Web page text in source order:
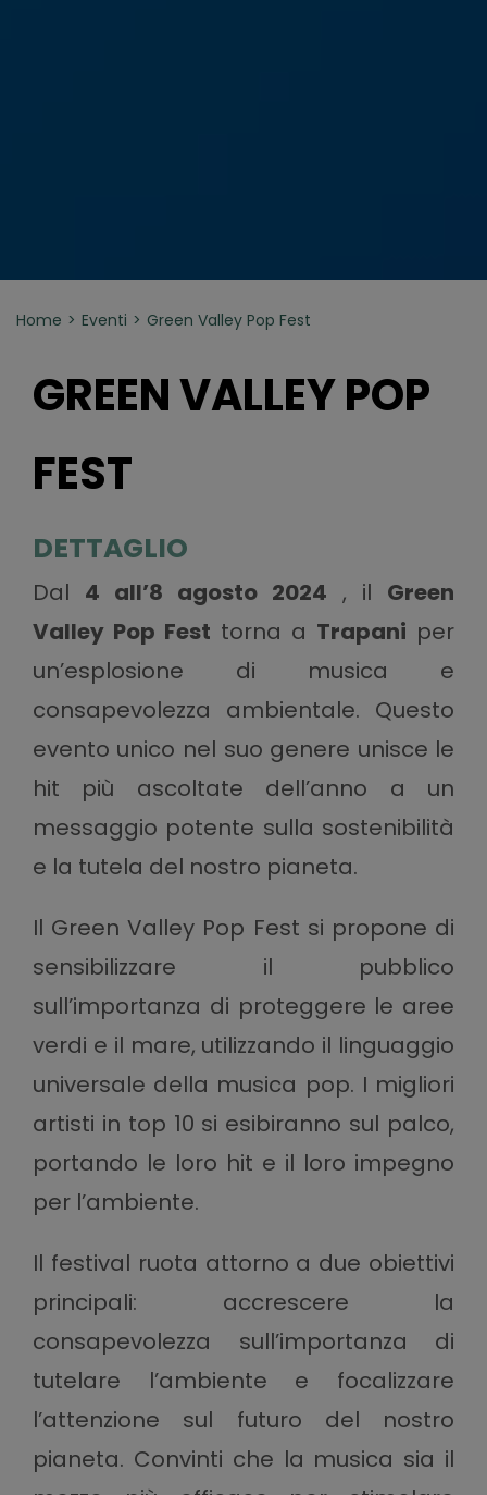
Home Eventi Green Valley Pop Fest
GREEN VALLEY POP
FEST
DETTAGLIO
Dal 4 all’8 agosto 2024 , il Green
Valley Pop Fest torna a Trapani per
un’esplosione di musica e
consapevolezza ambientale. Questo
evento unico nel suo genere unisce le
hit più ascoltate dell’anno a un
messaggio potente sulla sostenibilità
e la tutela del nostro pianeta.
Il Green Valley Pop Fest si propone di
sensibilizzare il pubblico
sull’importanza di proteggere le aree
verdi e il mare, utilizzando il linguaggio
universale della musica pop. I migliori
artisti in top 10 si esibiranno sul palco,
portando le loro hit e il loro impegno
per l’ambiente.
Il festival ruota attorno a due obiettivi
principali: accrescere la
consapevolezza sull’importanza di
tutelare l’ambiente e focalizzare
l’attenzione sul futuro del nostro
pianeta. Convinti che la musica sia il